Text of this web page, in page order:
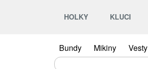
HOLKY KLUCI
Bundy Mikiny Vesty